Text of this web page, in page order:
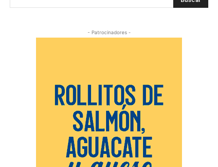
- Patrocinadores -